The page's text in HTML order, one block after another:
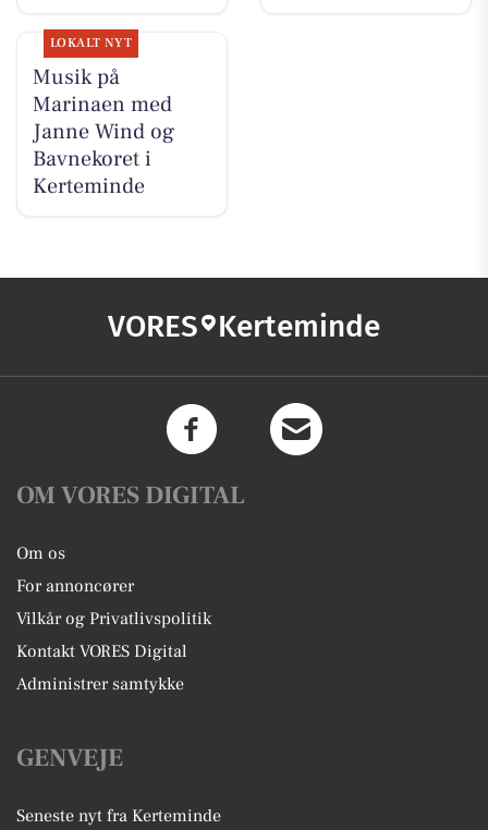
LOKALT NYT
Musik på
Marinaen med
Janne Wind og
Bavnekoret i
Kerteminde
VORES Kerteminde
OM VORES DIGITAL
Om os
For annoncører
Vilkår og Privatlivspolitik
Kontakt VORES Digital
Administrer samtykke
GENVEJE
Seneste nyt fra Kerteminde